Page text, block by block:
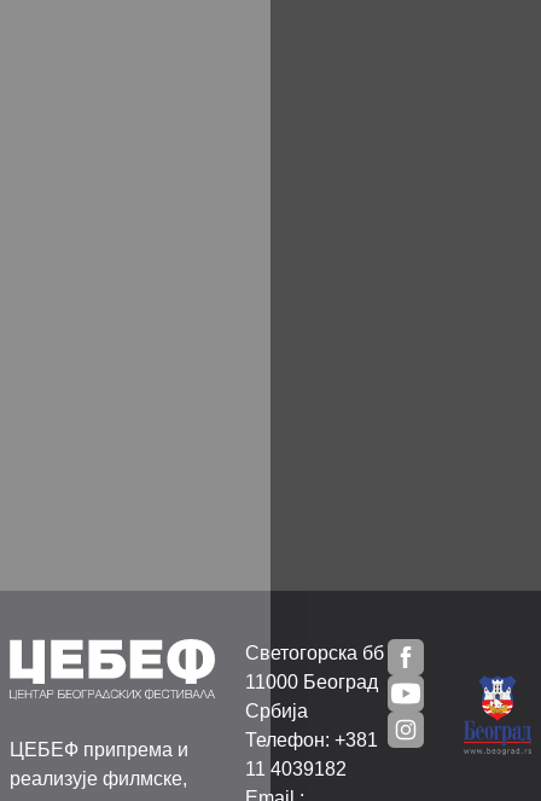
ЦЕБЕФ припрема и
реализује филмске,
Светогорска бб
11000 Београд
Србија
Телефон: +381
11 4039182